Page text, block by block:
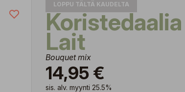
LOPPU TÄLTÄ KAUDELTA
Koristedaalia Café au
Lait
Bouquet mix
14,95 €
sis. alv. myynti 25.5%